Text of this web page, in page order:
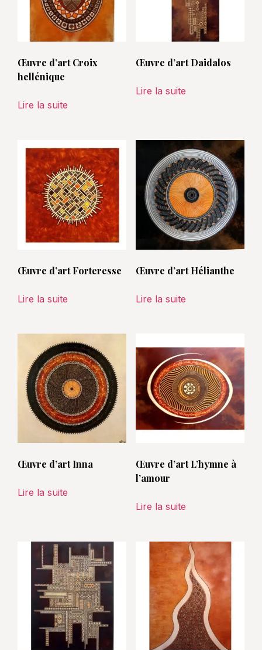
Œuvre d’art Croix
hellénique
Lire la suite
Œuvre d’art Daidalos
Lire la suite
Œuvre d’art Forteresse
Lire la suite
Œuvre d’art Hélianthe
Lire la suite
Œuvre d’art Inna
Lire la suite
Œuvre d’art L’hymne à
l’amour
Lire la suite